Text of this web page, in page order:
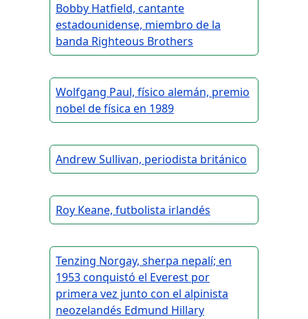
Bobby Hatfield, cantante
estadounidense, miembro de la
banda Righteous Brothers
Wolfgang Paul, físico alemán, premio
nobel de física en 1989
Andrew Sullivan, periodista británico
Roy Keane, futbolista irlandés
Tenzing Norgay, sherpa nepalí; en
1953 conquistó el Everest por
primera vez junto con el alpinista
neozelandés Edmund Hillary